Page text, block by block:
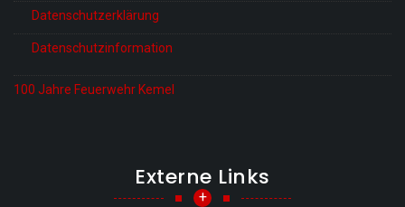
Datenschutzerklärung
Datenschutzinformation
100 Jahre Feuerwehr Kemel
Externe Links
+